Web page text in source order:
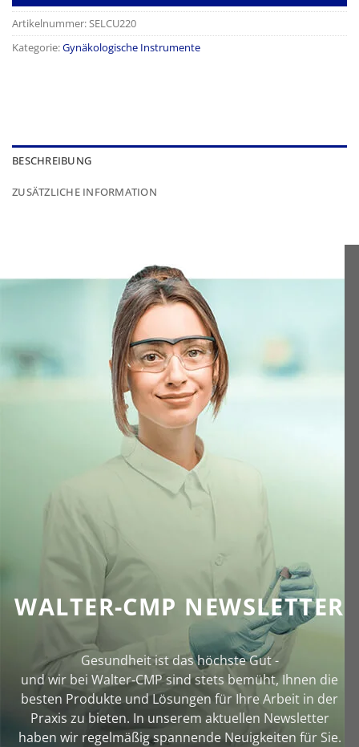
Artikelnummer:SELCU220
Kategorie:Gynäkologische Instrumente
BESCHREIBUNG
ZUSÄTZLICHE INFORMATION
WALTER-CMP NEWSLETTER
Gesundheit ist das höchste Gut -
und wir bei Walter‑CMP sind stets bemüht, Ihnen die
besten Produkte und Lösungen für Ihre Arbeit in der
Praxis zu bieten. In unserem aktuellen Newsletter
haben wir regelmäßig spannende Neuigkeiten für Sie.